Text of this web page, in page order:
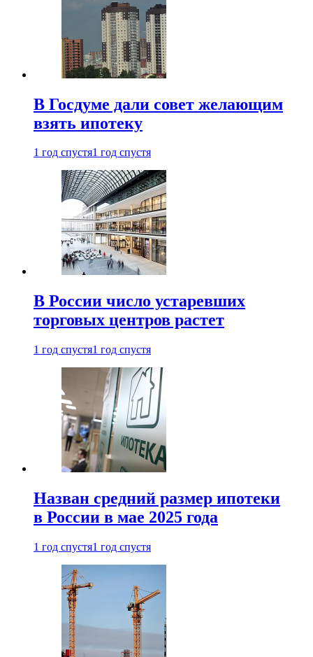
В Госдуме дали совет желающим
взять ипотеку
1 год спустя1 год спустя
В России число устаревших
торговых центров растет
1 год спустя1 год спустя
Назван средний размер ипотеки
в России в мае 2025 года
1 год спустя1 год спустя